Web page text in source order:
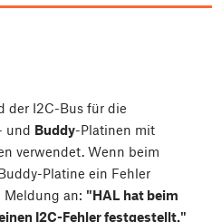
der I2C-Bus für die
und Buddy-Platinen mit
verwendet. Wenn beim
Platine ein Fehler
Meldung an: "HAL hat beim
I2C-Fehler festgestellt."